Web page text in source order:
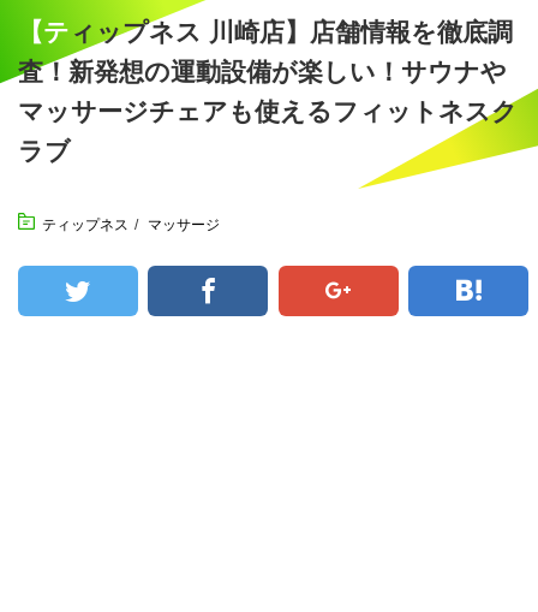
【ティップネス 川崎店】店舗情報を徹底調
査！新発想の運動設備が楽しい！サウナや
マッサージチェアも使えるフィットネスク
ラブ
ティップネス / マッサージ